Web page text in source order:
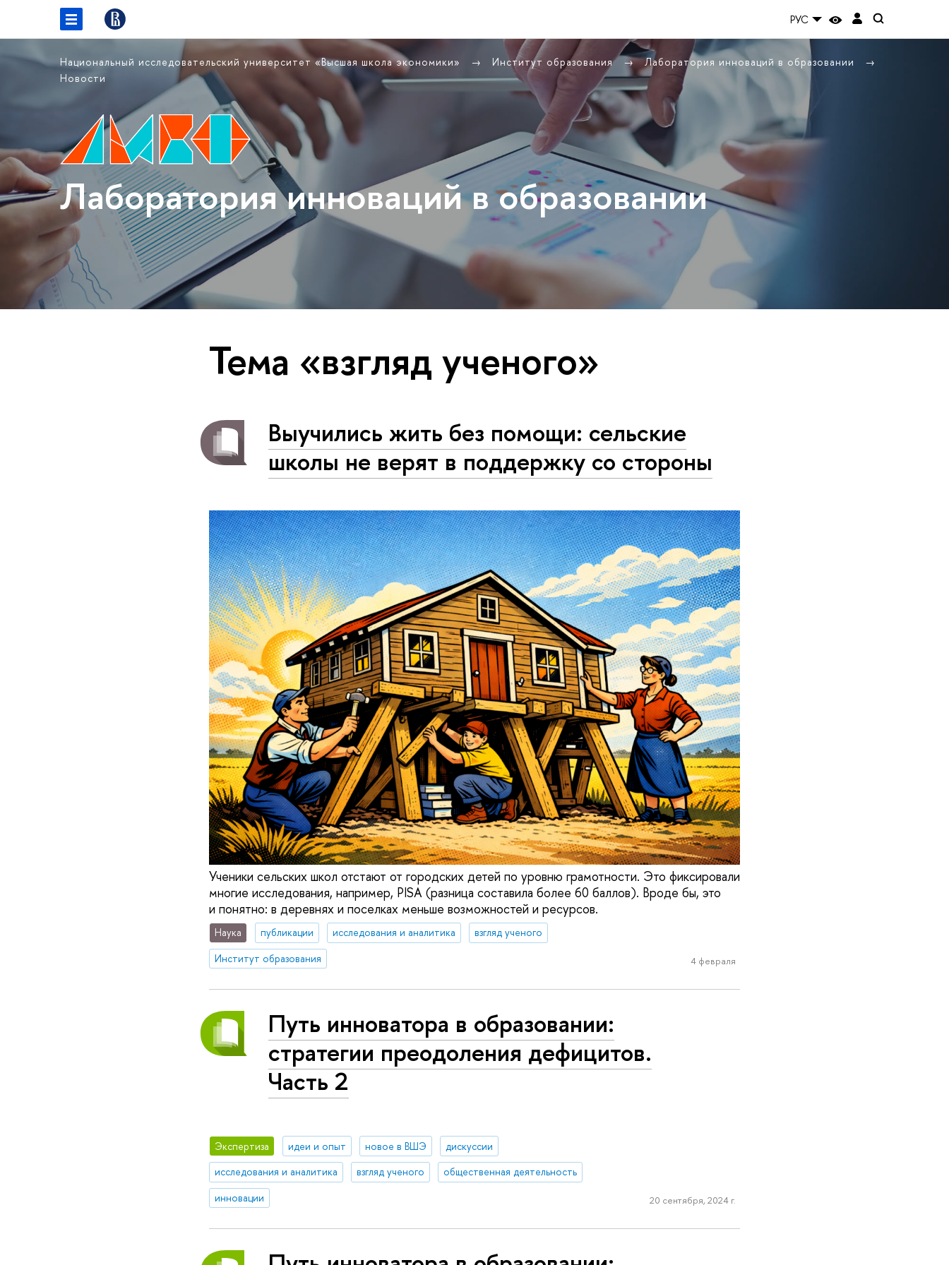
РУС
Национальный исследовательский университет «Высшая школа экономики» Институт образования
Лаборатория инноваций в образовании
Новости
Лаборатория инноваций в образовании
Тема «взгляд ученого»
Выучились жить без помощи: сельские
школы не верят в поддержку со стороны
Ученики сельских школ отстают от городских детей по уровню грамотности. Это фиксировали
многие исследования, например, PISA (разница составила более 60 баллов). Вроде бы, это
и понятно: в деревнях и поселках меньше возможностей и ресурсов.
Наука публикации исследования и аналитика
взгляд ученого
Институт образования
4 февраля
Путь инноватора в образовании:
стратегии преодоления дефицитов.
Часть 2
Экспертиза идеи и опыт новое в ВШЭ
дискуссии
исследования и аналитика
взгляд ученого
общественная деятельность
инновации
20 сентября, 2024 г.